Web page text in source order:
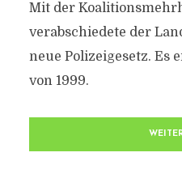
Mit der
verabschiedete der
neue Polizeigesetz. Es
von 1999.